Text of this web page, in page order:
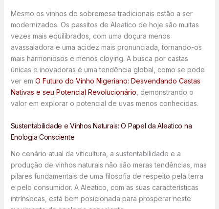
Mesmo os vinhos de sobremesa tradicionais estão a ser
modernizados. Os passitos de Aleatico de hoje são muitas
vezes mais equilibrados, com uma doçura menos
avassaladora e uma acidez mais pronunciada, tornando-os
mais harmoniosos e menos cloying. A busca por castas
únicas e inovadoras é uma tendência global, como se pode
ver em O Futuro do Vinho Nigeriano: Desvendando Castas
Nativas e seu Potencial Revolucionário , demonstrando o
valor em explorar o potencial de uvas menos conhecidas.
Sustentabilidade e Vinhos Naturais: O Papel da Aleatico na
Enologia Consciente
No cenário atual da viticultura, a sustentabilidade e a
produção de vinhos naturais não são meras tendências, mas
pilares fundamentais de uma filosofia de respeito pela terra
e pelo consumidor. A Aleatico, com as suas características
intrínsecas, está bem posicionada para prosperar neste